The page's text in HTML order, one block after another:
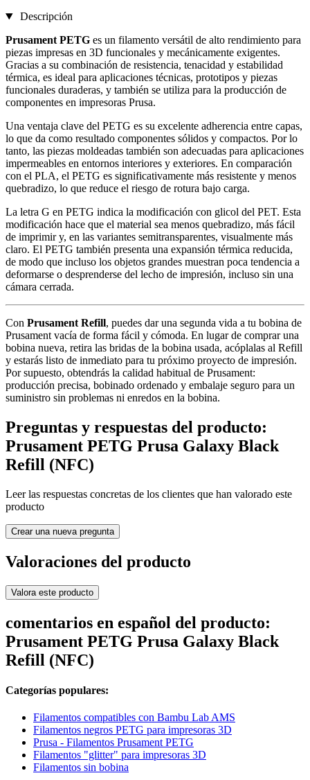
Descripción
Prusament PETG es un filamento versátil de alto rendimiento para
piezas impresas en 3D funcionales y mecánicamente exigentes.
Gracias a su combinación de resistencia, tenacidad y estabilidad
térmica, es ideal para aplicaciones técnicas, prototipos y piezas
funcionales duraderas, y también se utiliza para la producción de
componentes en impresoras Prusa.
Una ventaja clave del PETG es su excelente adherencia entre capas,
lo que da como resultado componentes sólidos y compactos. Por lo
tanto, las piezas moldeadas también son adecuadas para aplicaciones
impermeables en entornos interiores y exteriores. En comparación
con el PLA, el PETG es significativamente más resistente y menos
quebradizo, lo que reduce el riesgo de rotura bajo carga.
La letra G en PETG indica la modificación con glicol del PET. Esta
modificación hace que el material sea menos quebradizo, más fácil
de imprimir y, en las variantes semitransparentes, visualmente más
claro. El PETG también presenta una expansión térmica reducida,
de modo que incluso los objetos grandes muestran poca tendencia a
deformarse o desprenderse del lecho de impresión, incluso sin una
cámara cerrada.
Con Prusament Refill, puedes dar una segunda vida a tu bobina de
Prusament vacía de forma fácil y cómoda. En lugar de comprar una
bobina nueva, retira las bridas de la bobina usada, acóplalas al Refill
y estarás listo de inmediato para tu próximo proyecto de impresión.
Por supuesto, obtendrás la calidad habitual de Prusament:
producción precisa, bobinado ordenado y embalaje seguro para un
suministro sin problemas ni enredos en la bobina.
Preguntas y respuestas del producto:
Prusament PETG Prusa Galaxy Black
Refill (NFC)
Leer las respuestas concretas de los clientes que han valorado este
producto
Crear una nueva pregunta
Valoraciones del producto
Valora este producto
comentarios en español del producto:
Prusament PETG Prusa Galaxy Black
Refill (NFC)
Categorías populares:
Filamentos compatibles con Bambu Lab AMS
Filamentos negros PETG para impresoras 3D
Prusa - Filamentos Prusament PETG
Filamentos "glitter" para impresoras 3D
Filamentos sin bobina